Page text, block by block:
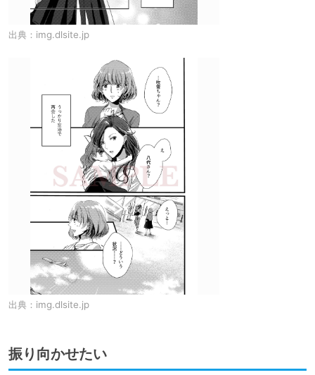
出典： img.dlsite.jp
出典： img.dlsite.jp
振り向かせたい